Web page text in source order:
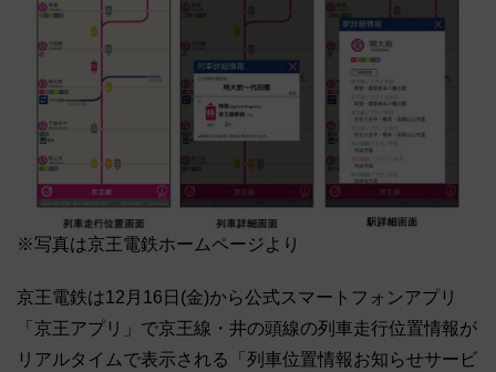
※写真は京王電鉄ホームページより
京王電鉄は12月16日(金)から公式スマートフォンアプリ
「京王アプリ」で京王線・井の頭線の列車走行位置情報が
リアルタイムで表示される「列車位置情報お知らせサービ